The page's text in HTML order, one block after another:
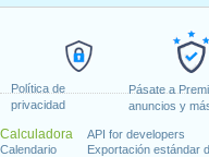
Política de
privacidad
Pásate a
anuncios y
Calculadora
Calendario
API for developers
Exportación estándar